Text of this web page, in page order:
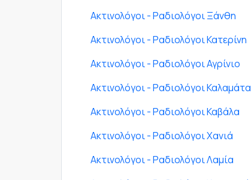
Ακτινολόγοι - Ραδιολόγοι Ξάνθη
Ακτινολόγοι - Ραδιολόγοι Κατερίνη
Ακτινολόγοι - Ραδιολόγοι Αγρίνιο
Ακτινολόγοι - Ραδιολόγοι Καλαμάτα
Ακτινολόγοι - Ραδιολόγοι Καβάλα
Ακτινολόγοι - Ραδιολόγοι Χανιά
Ακτινολόγοι - Ραδιολόγοι Λαμία